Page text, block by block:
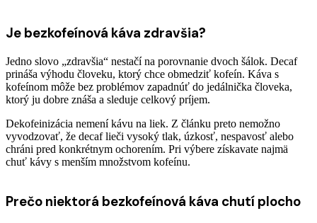
Je bezkofeínová káva zdravšia?
Jedno slovo „zdravšia“ nestačí na porovnanie dvoch šálok. Decaf
prináša výhodu človeku, ktorý chce obmedziť kofeín. Káva s
kofeínom môže bez problémov zapadnúť do jedálnička človeka,
ktorý ju dobre znáša a sleduje celkový príjem.
Dekofeinizácia nemení kávu na liek. Z článku preto nemožno
vyvodzovať, že decaf lieči vysoký tlak, úzkosť, nespavosť alebo
chráni pred konkrétnym ochorením. Pri výbere získavate najmä
chuť kávy s menším množstvom kofeínu.
Prečo niektorá bezkofeínová káva chutí plocho